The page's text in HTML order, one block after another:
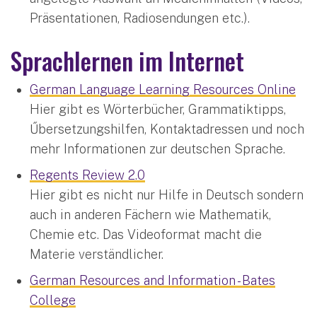
Präsentationen, Radiosendungen etc.).
Sprachlernen im Internet
German Language Learning Resources Online
Hier gibt es Wörterbücher, Grammatiktipps,
Űbersetzungshilfen, Kontaktadressen und noch
mehr Informationen zur deutschen Sprache.
Regents Review 2.0
Hier gibt es nicht nur Hilfe in Deutsch sondern
auch in anderen Fächern wie Mathematik,
Chemie etc. Das Videoformat macht die
Materie verständlicher.
German Resources and Information - Bates
College